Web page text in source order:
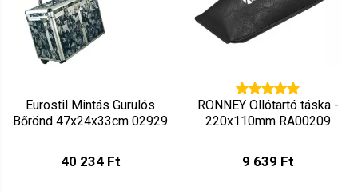
Eurostil Mintás Gurulós
Bőrönd 47x24x33cm 02929
40 234 Ft
RONNEY Ollótartó táska -
220x110mm RA00209
9 639 Ft